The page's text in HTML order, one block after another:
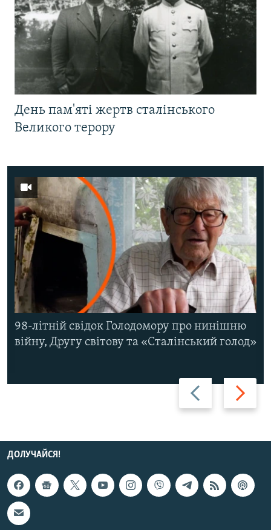
День пам'яті жертв сталінського
Великого терору
Назад Вперед
98-літній свідок Голодомору про нинішню
війну, Другу світову та «Сталінський голод»
ДОЛУЧАЙСЯ!